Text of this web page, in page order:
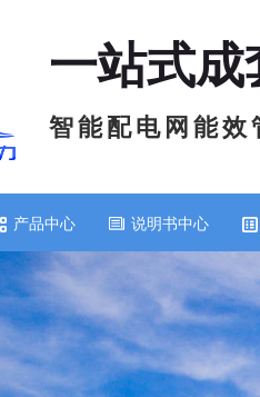
一站式
智 能 配 电 网 能 效
产品中心 说明书中心